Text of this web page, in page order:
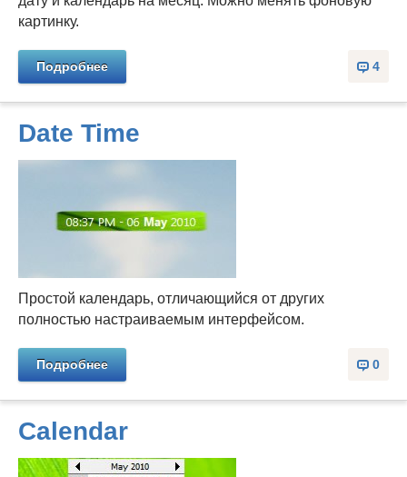
картинку.
4
Подробнее
Date Time
Простой календарь, отличающийся от других
полностью настраиваемым интерфейсом.
0
Подробнее
Calendar